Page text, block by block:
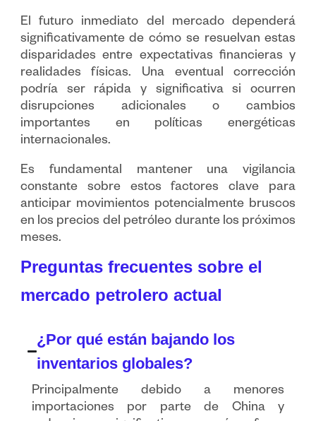
El futuro inmediato del mercado dependerá
significativamente de cómo se resuelvan estas
disparidades entre expectativas financieras y
realidades físicas. Una eventual corrección
podría ser rápida y significativa si ocurren
disrupciones adicionales o cambios
importantes en políticas energéticas
internacionales.
Es fundamental mantener una vigilancia
constante sobre estos factores clave para
anticipar movimientos potencialmente bruscos
en los precios del petróleo durante los próximos
meses.
Preguntas frecuentes sobre el
mercado petrolero actual
¿Por qué están bajando los
inventarios globales?
Principalmente debido a menores
importaciones por parte de China y